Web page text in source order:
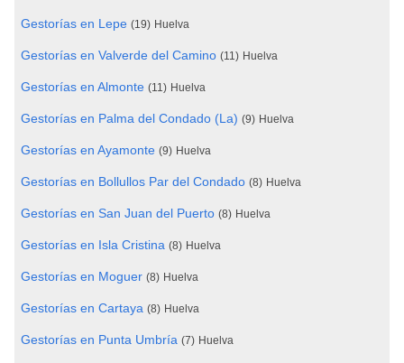
Gestorías en Lepe (19) Huelva
Gestorías en Valverde del Camino (11) Huelva
Gestorías en Almonte (11) Huelva
Gestorías en Palma del Condado (La) (9) Huelva
Gestorías en Ayamonte (9) Huelva
Gestorías en Bollullos Par del Condado (8) Huelva
Gestorías en San Juan del Puerto (8) Huelva
Gestorías en Isla Cristina (8) Huelva
Gestorías en Moguer (8) Huelva
Gestorías en Cartaya (8) Huelva
Gestorías en Punta Umbría (7) Huelva